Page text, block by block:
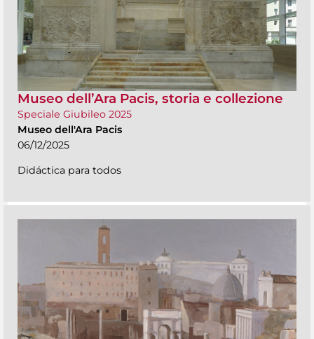
Museo dell’Ara Pacis, storia e collezione
Speciale Giubileo 2025
Museo dell'Ara Pacis
06/12/2025
Didáctica para todos